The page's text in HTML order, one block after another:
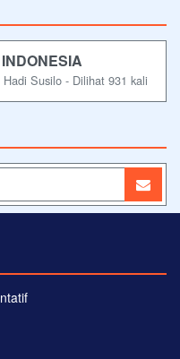
Susilo - Dilihat 931 kali